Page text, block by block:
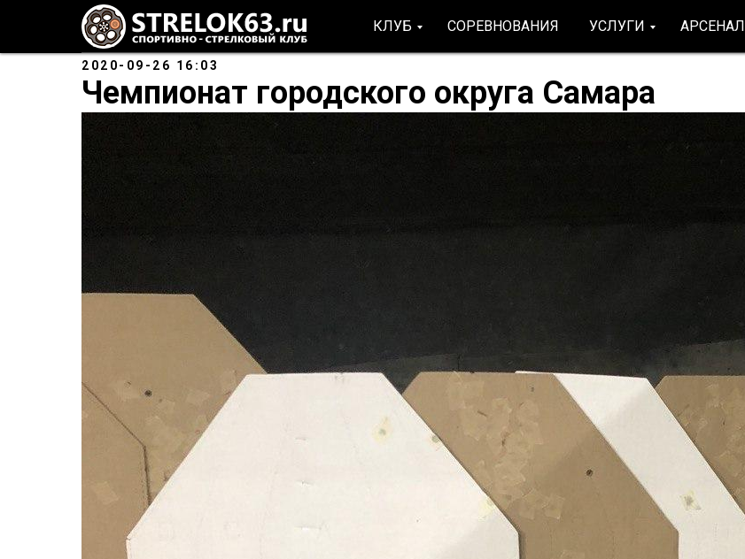
КЛУБ СОРЕВНОВАНИЯ УСЛУГИ АРСЕНАЛ
2020-09-26 16:03
Чемпионат городского округа Самара